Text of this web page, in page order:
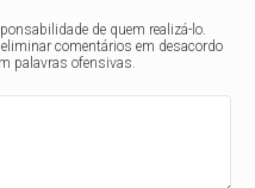
de quem realizá-lo.
comentários em desacordo
palavras ofensivas.